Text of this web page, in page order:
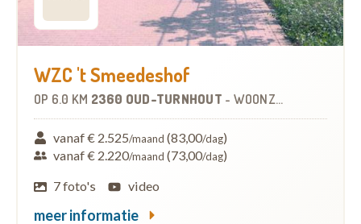
WZC 't Smeedeshof
OP 6.0 KM 2360 OUD-TURNHOUT - WOONZORGCENTRUM (WZC)
vanaf € 2.525/maand (83,00/dag)
vanaf € 2.220/maand (73,00/dag)
7 foto's
video
meer informatie